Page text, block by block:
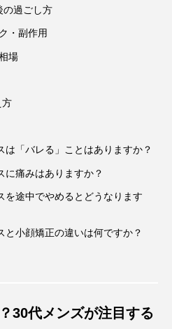
の過ごし方
・副作用
場
方
は「バレる」ことはありますか？
に痛みはありますか？
を途中でやめるとどうなります
と小顔矯正の違いは何ですか？
30代メンズが注目する